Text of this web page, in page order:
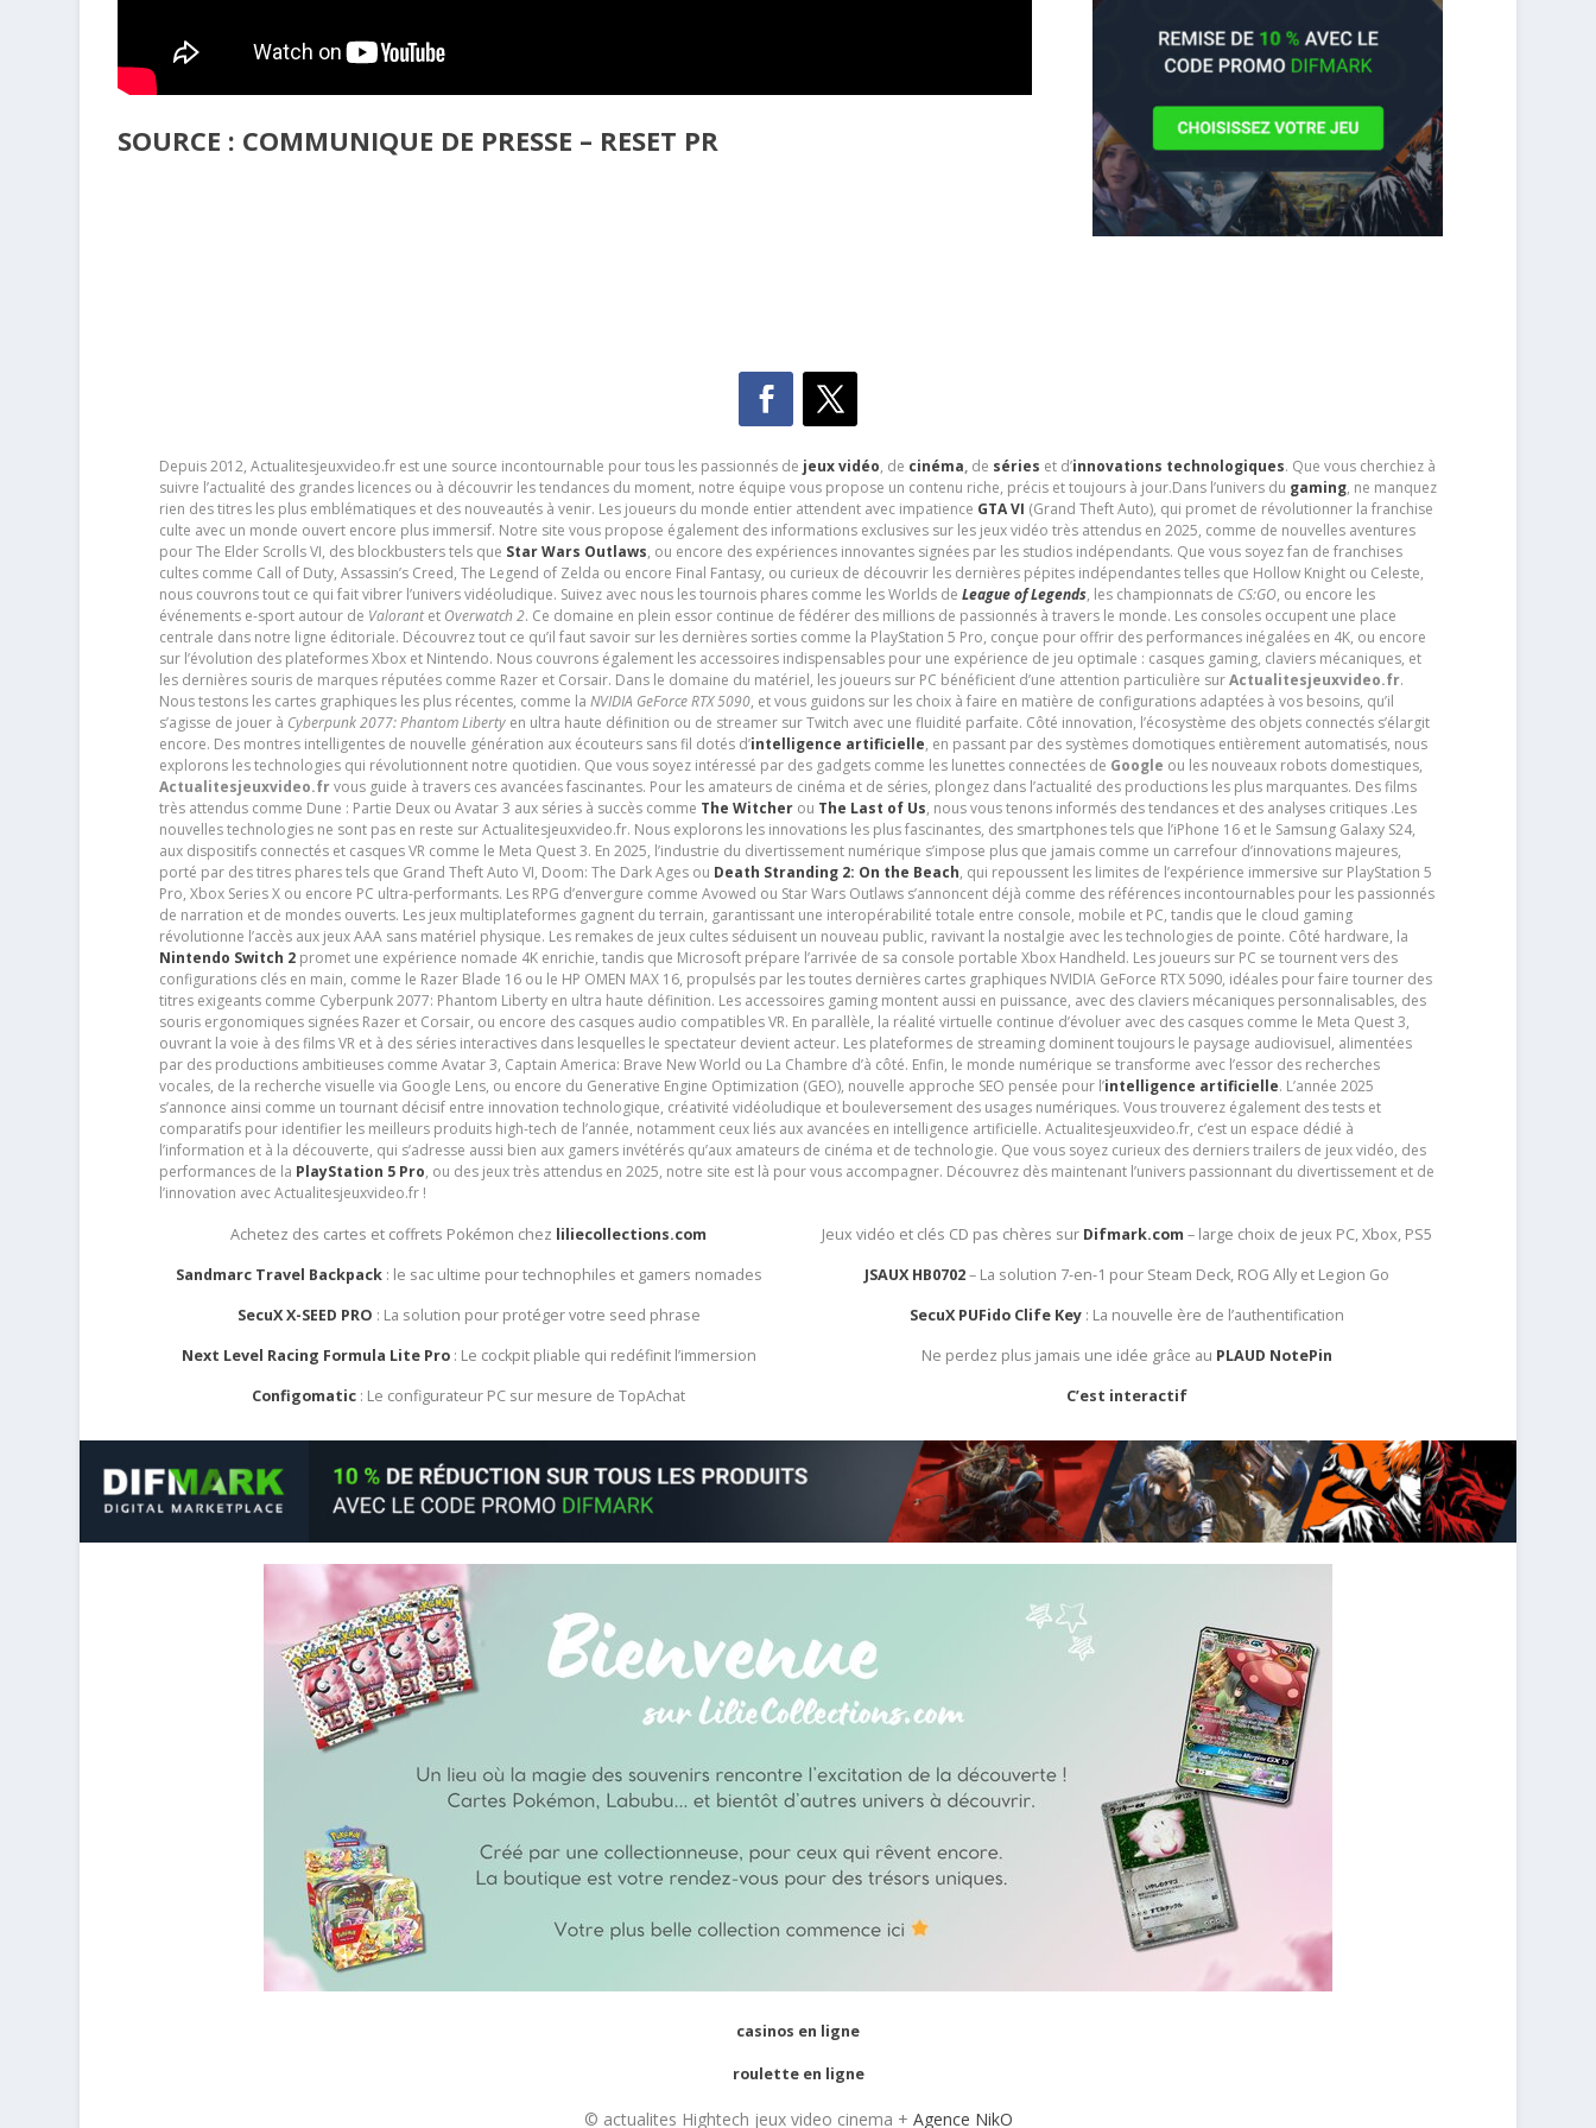
SOURCE : COMMUNIQUE DE PRESSE – RESET PR
Depuis 2012, Actualitesjeuxvideo.fr est une source incontournable pour tous les passionnés de jeux vidéo, de cinéma,de séries et d’innovations technologiques. Que vous cherchiez à
suivre l’actualité des grandes licences ou à découvrir les tendances du moment, notre équipe vous propose un contenu riche, précis et toujours à jour.Dans l’univers du gaming, ne manquez
rien des titres les plus emblématiques et des nouveautés à venir. Les joueurs du monde entier attendent avec impatience GTA VI (Grand Theft Auto), qui promet de révolutionner la franchise
culte avec un monde ouvert encore plus immersif. Notre site vous propose également des informations exclusives sur les jeux vidéo très attendus en 2025, comme de nouvelles aventures
pour The Elder Scrolls VI, des blockbusters tels que Star Wars Outlaws, ou encore des expériences innovantes signées par les studios indépendants. Que vous soyez fan de franchises
cultes comme Call of Duty, Assassin’s Creed, The Legend of Zelda ou encore Final Fantasy, ou curieux de découvrir les dernières pépites indépendantes telles que Hollow Knight ou Celeste,
nous couvrons tout ce qui fait vibrer l’univers vidéoludique. Suivez avec nous les tournois phares comme les Worlds de League of Legends, les championnats de CS:GO, ou encore les
événements e-sport autour de Valorantet Overwatch 2. Ce domaine en plein essor continue de fédérer des millions de passionnés à travers le monde. Les consoles occupent une place
centrale dans notre ligne éditoriale. Découvrez tout ce qu’il faut savoir sur les dernières sorties comme la PlayStation 5 Pro, conçue pour offrir des performances inégalées en 4K, ou encore
sur l’évolution des plateformes Xbox et Nintendo. Nous couvrons également les accessoires indispensables pour une expérience de jeu optimale : casques gaming, claviers mécaniques, et
les dernières souris de marques réputées comme Razer et Corsair. Dans le domaine du matériel, les joueurs sur PC bénéficient d’une attention particulière surActualitesjeuxvideo.fr.
Nous testons les cartes graphiques les plus récentes, comme la NVIDIA GeForce RTX 5090, et vous guidons sur les choix à faire en matière de configurations adaptées à vos besoins, qu’il
s’agisse de jouer à Cyberpunk 2077: Phantom Libertyen ultra haute définition ou de streamer sur Twitch avec une fluidité parfaite. Côté innovation, l’écosystème des objets connectés s’élargit
encore. Des montres intelligentes de nouvelle génération aux écouteurs sans fil dotés d’intelligence artificielle, en passant par des systèmes domotiques entièrement automatisés, nous
explorons les technologies qui révolutionnent notre quotidien. Que vous soyez intéressé par des gadgets comme les lunettes connectées de Google ou les nouveaux robots domestiques,
Actualitesjeuxvideo.frvous guide à travers ces avancées fascinantes. Pour les amateurs de cinéma et de séries, plongez dans l’actualité des productions les plus marquantes. Des films
très attendus comme Dune : Partie Deux ou Avatar 3 aux séries à succès comme The Witcherou The Last of Us, nous vous tenons informés des tendances et des analyses critiques .Les
nouvelles technologies ne sont pas en reste sur Actualitesjeuxvideo.fr. Nous explorons les innovations les plus fascinantes, des smartphones tels que l’iPhone 16 et le Samsung Galaxy S24,
aux dispositifs connectés et casques VR comme le Meta Quest 3. En 2025, l’industrie du divertissement numérique s’impose plus que jamais comme un carrefour d’innovations majeures,
porté par des titres phares tels que Grand Theft Auto VI, Doom: The Dark Ages ou Death Stranding 2: On the Beach, qui repoussent les limites de l’expérience immersive sur PlayStation 5
Pro, Xbox Series X ou encore PC ultra-performants. Les RPG d’envergure comme Avowed ou Star Wars Outlaws s’annoncent déjà comme des références incontournables pour les passionnés
de narration et de mondes ouverts. Les jeux multiplateformes gagnent du terrain, garantissant une interopérabilité totale entre console, mobile et PC, tandis que le cloud gaming
révolutionne l’accès aux jeux AAA sans matériel physique. Les remakes de jeux cultes séduisent un nouveau public, ravivant la nostalgie avec les technologies de pointe. Côté hardware, la
Nintendo Switch 2promet une expérience nomade 4K enrichie, tandis que Microsoft prépare l’arrivée de sa console portable Xbox Handheld. Les joueurs sur PC se tournent vers des
configurations clés en main, comme le Razer Blade 16 ou le HP OMEN MAX 16, propulsés par les toutes dernières cartes graphiques NVIDIA GeForce RTX 5090, idéales pour faire tourner des
titres exigeants comme Cyberpunk 2077: Phantom Liberty en ultra haute définition. Les accessoires gaming montent aussi en puissance, avec des claviers mécaniques personnalisables, des
souris ergonomiques signées Razer et Corsair, ou encore des casques audio compatibles VR. En parallèle, la réalité virtuelle continue d’évoluer avec des casques comme le Meta Quest 3,
ouvrant la voie à des films VR et à des séries interactives dans lesquelles le spectateur devient acteur. Les plateformes de streaming dominent toujours le paysage audiovisuel, alimentées
par des productions ambitieuses comme Avatar 3, Captain America: Brave New World ou La Chambre d’à côté. Enfin, le monde numérique se transforme avec l’essor des recherches
vocales, de la recherche visuelle via Google Lens, ou encore du Generative Engine Optimization (GEO), nouvelle approche SEO pensée pour l’intelligence artificielle. L’année 2025
s’annonce ainsi comme un tournant décisif entre innovation technologique, créativité vidéoludique et bouleversement des usages numériques. Vous trouverez également des tests et
comparatifs pour identifier les meilleurs produits high-tech de l’année, notamment ceux liés aux avancées en intelligence artificielle. Actualitesjeuxvideo.fr, c’est un espace dédié à
l’information et à la découverte, qui s’adresse aussi bien aux gamers invétérés qu’aux amateurs de cinéma et de technologie. Que vous soyez curieux des derniers trailers de jeux vidéo, des
performances de la PlayStation 5 Pro, ou des jeux très attendus en 2025, notre site est là pour vous accompagner. Découvrez dès maintenant l’univers passionnant du divertissement et de
l’innovation avec Actualitesjeuxvideo.fr !
Achetez des cartes et coffrets Pokémon chez liliecollections.com
Sandmarc Travel Backpack: le sac ultime pour technophiles et gamers nomades
SecuX X-SEED PRO : La solution pour protéger votre seed phrase
Next Level Racing Formula Lite Pro: Le cockpit pliable qui redéfinit l’immersion
Configomatic : Le configurateur PC sur mesure de TopAchat
Jeux vidéo et clés CD pas chères sur Difmark.com – large choix de jeux PC, Xbox, PS5
JSAUX HB0702– La solution 7-en-1 pour Steam Deck, ROG Ally et Legion Go
SecuX PUFido Clife Key : La nouvelle ère de l’authentification
Ne perdez plus jamais une idée grâce au PLAUD NotePin
C’est interactif
casinos en ligne
roulette en ligne
© actualites Hightech jeux video cinema + Agence NikO